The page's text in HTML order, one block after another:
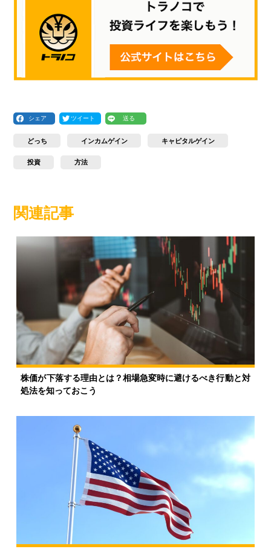
シェア ツイート 送る
どっち インカムゲイン キャピタルゲイン
投資 方法
関連記事
株価が下落する理由とは？相場急変時に避けるべき行動と対
処法を知っておこう